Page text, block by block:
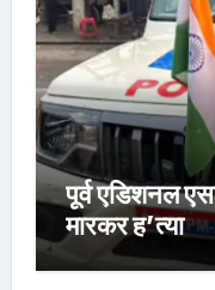
पूर्व एडिशनल
मारकर ह’त्या